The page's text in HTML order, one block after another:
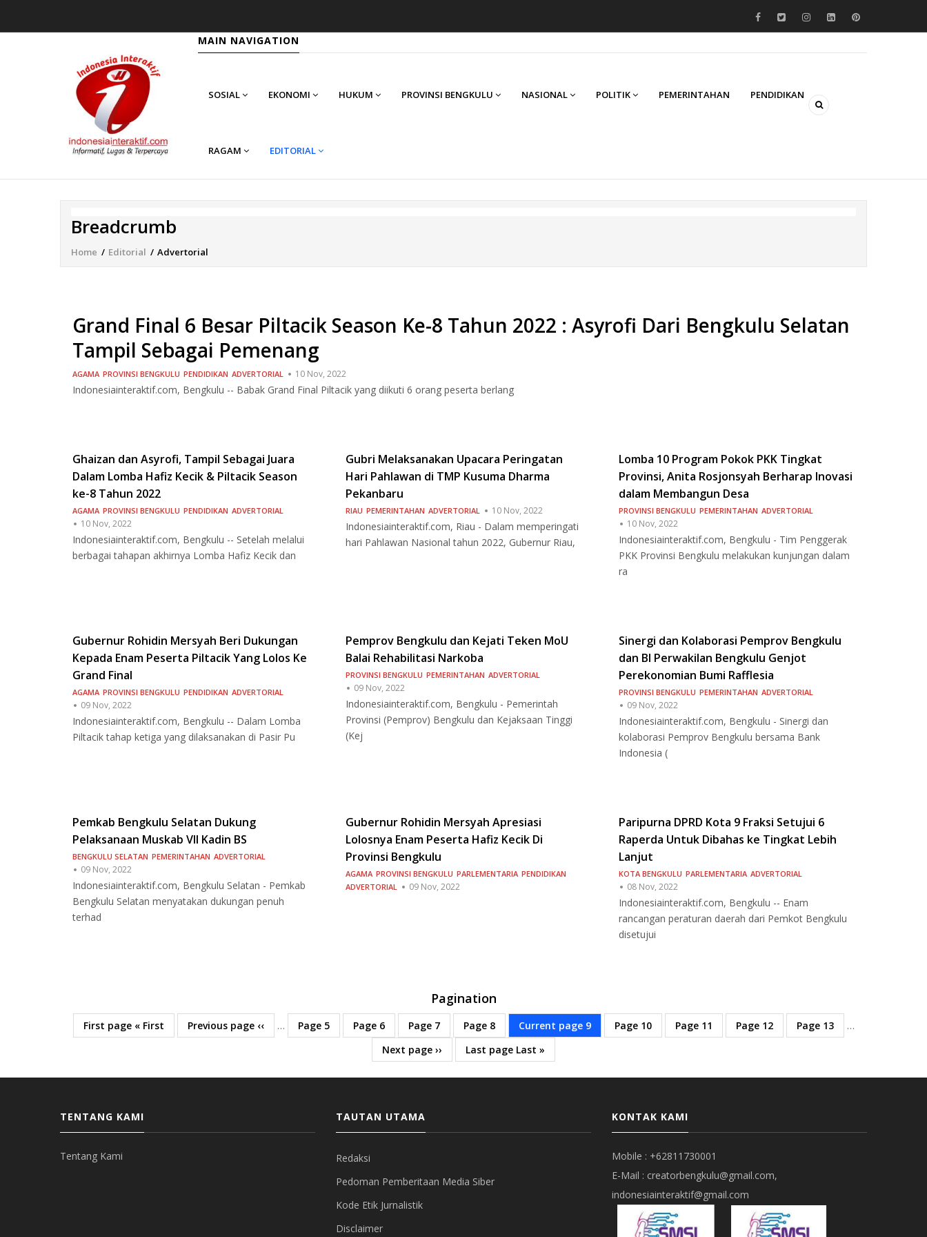
MAIN NAVIGATION
SOSIAL EKONOMI HUKUM PROVINSI BENGKULU NASIONAL POLITIK PEMERINTAHAN PENDIDIKAN
RAGAM EDITORIAL
Breadcrumb
Home / Editorial / Advertorial
Grand Final 6 Besar Piltacik Season Ke-8 Tahun 2022 : Asyrofi Dari Bengkulu Selatan
Tampil Sebagai Pemenang
AGAMA PROVINSI BENGKULU PENDIDIKAN ADVERTORIAL 10 Nov, 2022
Indonesiainteraktif.com, Bengkulu -- Babak Grand Final Piltacik yang diikuti 6 orang peserta berlang
Ghaizan dan Asyrofi, Tampil Sebagai Juara
Dalam Lomba Hafiz Kecik & Piltacik Season
ke-8 Tahun 2022
AGAMA PROVINSI BENGKULU PENDIDIKAN ADVERTORIAL
10 Nov, 2022
Indonesiainteraktif.com, Bengkulu -- Setelah melalui
berbagai tahapan akhirnya Lomba Hafiz Kecik dan
Gubri Melaksanakan Upacara Peringatan
Hari Pahlawan di TMP Kusuma Dharma
Pekanbaru
RIAU PEMERINTAHAN ADVERTORIAL 10 Nov, 2022
Indonesiainteraktif.com, Riau - Dalam memperingati
hari Pahlawan Nasional tahun 2022, Gubernur Riau,
Lomba 10 Program Pokok PKK Tingkat
Provinsi, Anita Rosjonsyah Berharap Inovasi
dalam Membangun Desa
PROVINSI BENGKULU PEMERINTAHAN ADVERTORIAL
10 Nov, 2022
Indonesiainteraktif.com, Bengkulu - Tim Penggerak
PKK Provinsi Bengkulu melakukan kunjungan dalam
ra
Gubernur Rohidin Mersyah Beri Dukungan
Kepada Enam Peserta Piltacik Yang Lolos Ke
Grand Final
AGAMA PROVINSI BENGKULU PENDIDIKAN ADVERTORIAL
09 Nov, 2022
Indonesiainteraktif.com, Bengkulu -- Dalam Lomba
Piltacik tahap ketiga yang dilaksanakan di Pasir Pu
Pemprov Bengkulu dan Kejati Teken MoU
Balai Rehabilitasi Narkoba
PROVINSI BENGKULU PEMERINTAHAN ADVERTORIAL
09 Nov, 2022
Indonesiainteraktif.com, Bengkulu - Pemerintah
Provinsi (Pemprov) Bengkulu dan Kejaksaan Tinggi
(Kej
Sinergi dan Kolaborasi Pemprov Bengkulu
dan BI Perwakilan Bengkulu Genjot
Perekonomian Bumi Rafflesia
PROVINSI BENGKULU PEMERINTAHAN ADVERTORIAL
09 Nov, 2022
Indonesiainteraktif.com, Bengkulu - Sinergi dan
kolaborasi Pemprov Bengkulu bersama Bank
Indonesia (
Pemkab Bengkulu Selatan Dukung
Pelaksanaan Muskab VII Kadin BS
BENGKULU SELATAN PEMERINTAHAN ADVERTORIAL
09 Nov, 2022
Indonesiainteraktif.com, Bengkulu Selatan - Pemkab
Bengkulu Selatan menyatakan dukungan penuh
terhad
Gubernur Rohidin Mersyah Apresiasi
Lolosnya Enam Peserta Hafiz Kecik Di
Provinsi Bengkulu
AGAMA PROVINSI BENGKULU PARLEMENTARIA PENDIDIKAN
ADVERTORIAL
09 Nov, 2022
Paripurna DPRD Kota 9 Fraksi Setujui 6
Raperda Untuk Dibahas ke Tingkat Lebih
Lanjut
KOTA BENGKULU PARLEMENTARIA ADVERTORIAL
08 Nov, 2022
Indonesiainteraktif.com, Bengkulu -- Enam
rancangan peraturan daerah dari Pemkot Bengkulu
disetujui
Pagination
First page « First Previous page ‹‹ … Page 5 Page 6 Page 7 Page 8 Current page 9 Page 10 Page 11 Page 12 Page 13
…
Next page ›› Last page Last »
TENTANG KAMI
Tentang Kami
TAUTAN UTAMA
Redaksi
Pedoman Pemberitaan Media Siber
Kode Etik Jurnalistik
Disclaimer
KONTAK KAMI
Mobile : +62811730001
E-Mail : creatorbengkulu@gmail.com,
indonesiainteraktif@gmail.com